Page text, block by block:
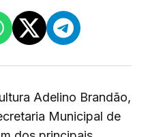
Adelino Brandão,
Municipal de